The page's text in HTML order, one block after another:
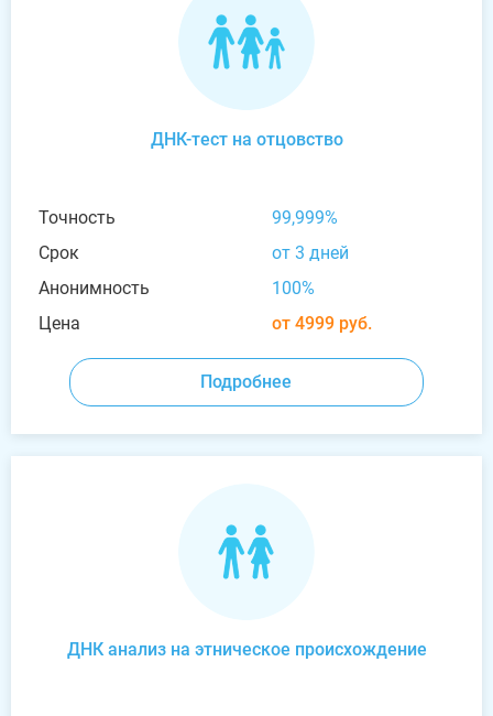
ДНК-тест на отцовство
Точность
99,999%
Срок
от 3 дней
Анонимность
100%
Цена
от 4999 руб.
Подробнее
ДНК анализ на этническое происхождение